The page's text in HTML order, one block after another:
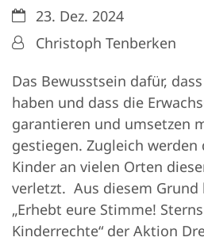
Datum:23. Dez. 2024
Von:Christoph Tenberken
Das Bewusstsein dafür,
haben und dass die
garantieren und umsetzen
gestiegen. Zugleich werden
Kinder an vielen Orten
verletzt. Aus diesem
„Erhebt eure Stimme!
Kinderrechte“ der Aktion